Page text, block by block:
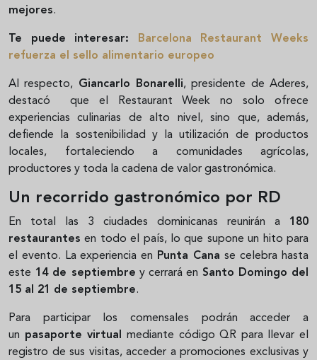
mejores.
Te puede interesar:
Barcelona Restaurant Weeks
refuerza el sello alimentario europeo
Al respecto, Giancarlo Bonarelli, presidente de Aderes,
destacó que el Restaurant Week no solo ofrece
experiencias culinarias de alto nivel, sino que, además,
defiende la sostenibilidad y la utilización de productos
locales, fortaleciendo a comunidades agrícolas,
productores y toda la cadena de valor gastronómica.
Un recorrido gastronómico por RD
En total las 3 ciudades dominicanas reunirán a 180
restaurantes en todo el país, lo que supone un hito para
el evento. La experiencia en
Punta Canase celebra hasta
este 14 de septiembre y cerrará en Santo Domingo del
15 al 21 de septiembre.
Para participar los comensales podrán acceder a
un pasaporte virtual
mediante código QR para llevar el
registro de sus visitas, acceder a promociones exclusivas y